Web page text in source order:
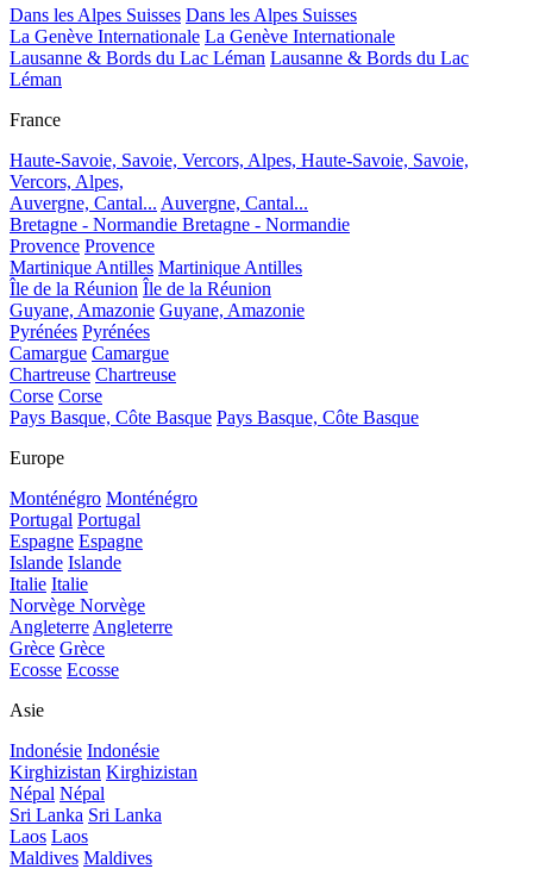
Dans les Alpes Suisses Dans les Alpes Suisses
La Genève Internationale La Genève Internationale
Lausanne & Bords du Lac Léman Lausanne & Bords du Lac
Léman
France
Haute-Savoie, Savoie, Vercors, Alpes, Haute-Savoie, Savoie,
Vercors, Alpes,
Auvergne, Cantal... Auvergne, Cantal...
Bretagne - Normandie Bretagne - Normandie
Provence Provence
Martinique Antilles Martinique Antilles
Île de la Réunion Île de la Réunion
Guyane, Amazonie Guyane, Amazonie
Pyrénées Pyrénées
Camargue Camargue
Chartreuse Chartreuse
Corse Corse
Pays Basque, Côte Basque Pays Basque, Côte Basque
Europe
Monténégro Monténégro
Portugal Portugal
Espagne Espagne
Islande Islande
Italie Italie
Norvège Norvège
Angleterre Angleterre
Grèce Grèce
Ecosse Ecosse
Asie
Indonésie Indonésie
Kirghizistan Kirghizistan
Népal Népal
Sri Lanka Sri Lanka
Laos Laos
Maldives Maldives